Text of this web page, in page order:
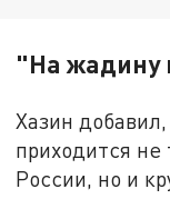
"На жадину
Хазин
приходится
России, но и